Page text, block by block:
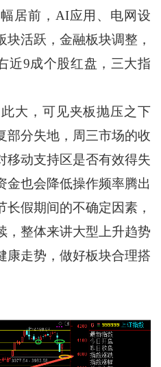
居前，AI应用、电网设
活跃，金融板块调整，
近9成个股红盘，三大指
，可见夹板抛压之下
部分失地，周三市场的收
移动支持区是否有效得失
金也会降低操作频率腾出
假期间的不确定因素，
，整体来讲大型上升趋势
康走势，做好板块合理搭